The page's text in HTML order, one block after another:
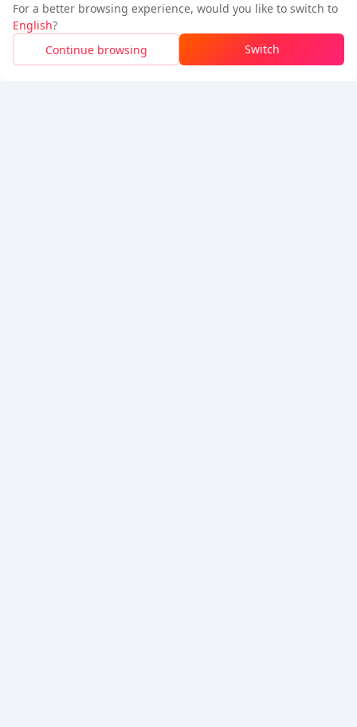
$0.63
新用戶：省
$0.98
For a better browsing experience, would you like to switch to
English?
Continue browsing
Switch
追蹤我們
5% OFF5% OFF